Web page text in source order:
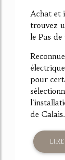
Achat et
trouvez
le Pas de
pour
de